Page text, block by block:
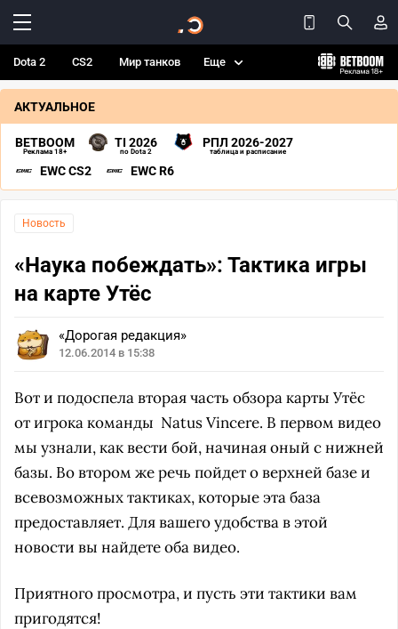
Dota 2 CS2 Мир танков Еще
АКТУАЛЬНОЕ
BETBOOM
Реклама 18+
TI 2026
по Dota 2
РПЛ 2026-2027
таблица и расписание
EWC CS2 EWC R6
Новость
«Наука побеждать»: Тактика игры
на карте Утёс
«Дорогая редакция»
12.06.2014 в 15:38
Вот и подоспела вторая часть обзора карты Утёс
от игрока команды Natus Vincere. В первом видео
мы узнали, как вести бой, начиная оный с нижней
базы. Во втором же речь пойдет о верхней базе и
всевозможных тактиках, которые эта база
предоставляет. Для вашего удобства в этой
новости вы найдете оба видео.
Приятного просмотра, и пусть эти тактики вам
пригодятся!